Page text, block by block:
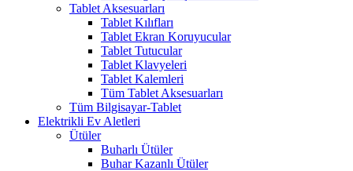
Tablet Aksesuarları
Tablet Kılıfları
Tablet Ekran Koruyucular
Tablet Tutucular
Tablet Klavyeleri
Tablet Kalemleri
Tüm Tablet Aksesuarları
Tüm Bilgisayar-Tablet
Elektrikli Ev Aletleri
Ütüler
Buharlı Ütüler
Buhar Kazanlı Ütüler